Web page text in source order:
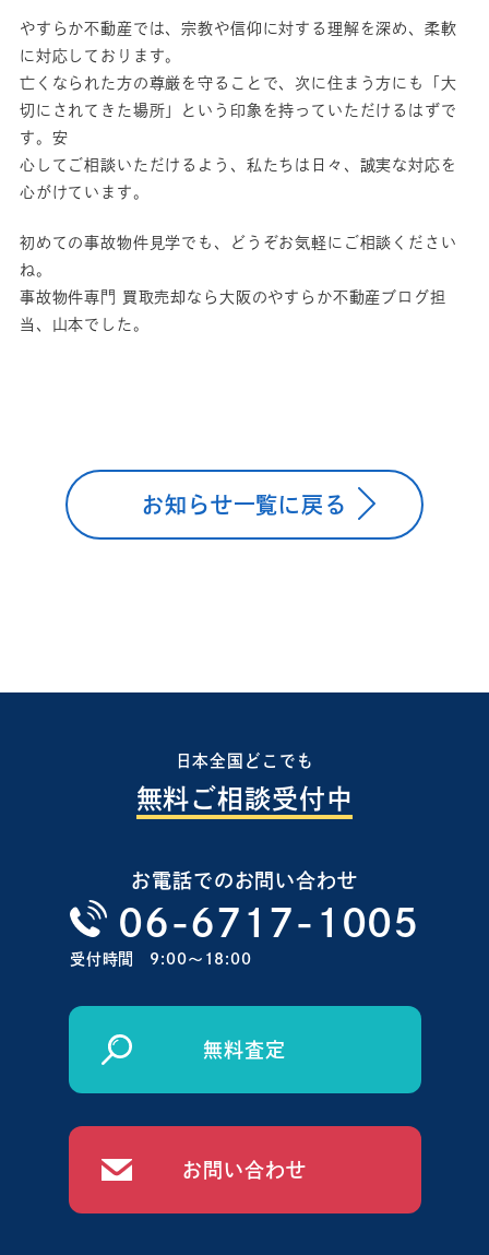
やすらか不動産では、宗教や信仰に対する理解を深め、柔軟
に対応しております。
亡くなられた方の尊厳を守ることで、次に住まう方にも「大
切にされてきた場所」という印象を持っていただけるはずで
す。安
心してご相談いただけるよう、私たちは日々、誠実な対応を
心がけています。
初めての事故物件見学でも、どうぞお気軽にご相談ください
ね。
事故物件専門 買取売却なら大阪のやすらか不動産ブログ担
当、山本でした。
お知らせ一覧に戻る
日本全国どこでも
無料ご相談受付中
お電話でのお問い合わせ
06-6717-1005
受付時間 9:00〜18:00
無料査定
お問い合わせ